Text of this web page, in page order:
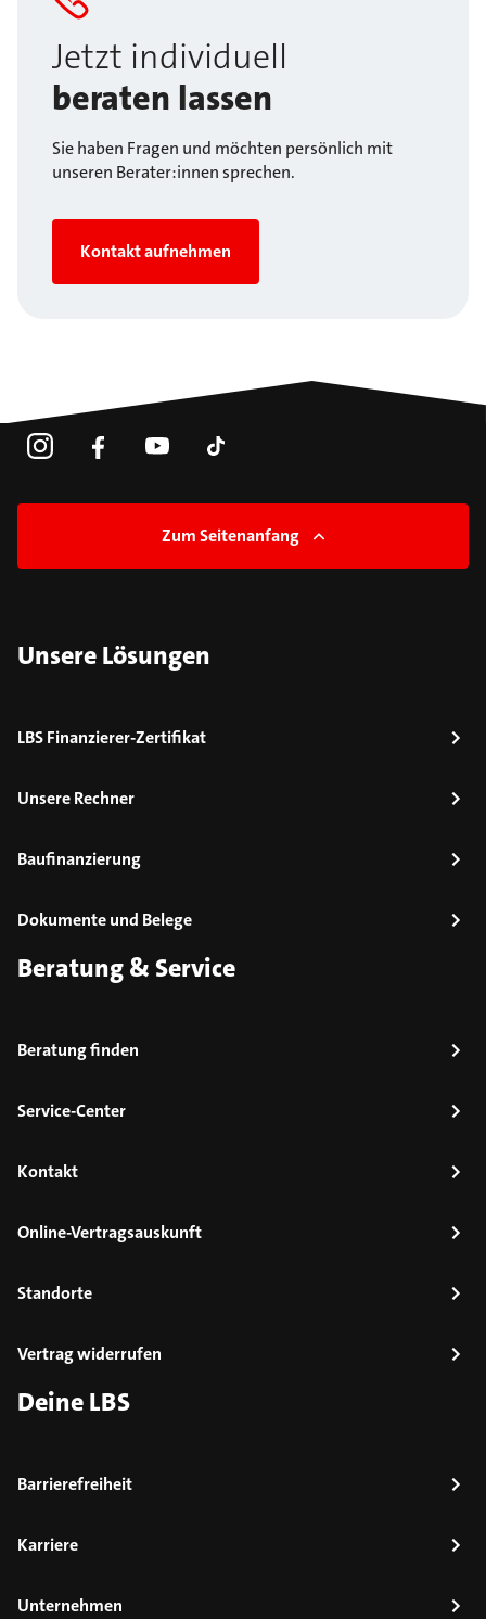
Jetzt individuell
beraten lassen
Sie haben Fragen und möchten persönlich mit
unseren Berater:innen sprechen.
Kontakt aufnehmen
Zum Seitenanfang
Unsere Lösungen
LBS Finanzierer-Zertifikat
Unsere Rechner
Baufinanzierung
Dokumente und Belege
Beratung & Service
Beratung finden
Service-Center
Kontakt
Online-Vertragsauskunft
Standorte
Vertrag widerrufen
Deine LBS
Barrierefreiheit
Karriere
Unternehmen